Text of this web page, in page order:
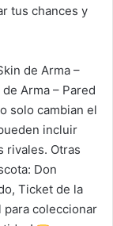
tus chances y
de Arma –
Arma – Pared
solo cambian el
incluir
rivales. Otras
Don
Ticket de la
para coleccionar